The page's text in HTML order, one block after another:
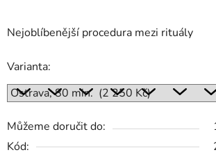
Nejoblíbenější procedura mezi rituály
Varianta:
Můžeme doručit do:
Kód: